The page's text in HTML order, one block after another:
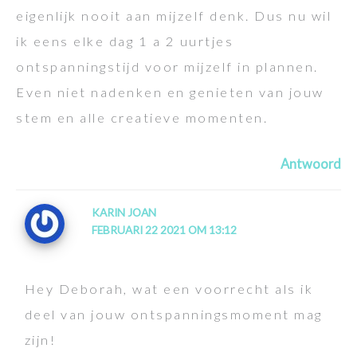
eigenlijk nooit aan mijzelf denk. Dus nu wil
ik eens elke dag 1 a 2 uurtjes
ontspanningstijd voor mijzelf in plannen.
Even niet nadenken en genieten van jouw
stem en alle creatieve momenten.
Antwoord
KARIN JOAN
FEBRUARI 22 2021 OM 13:12
Hey Deborah, wat een voorrecht als ik
deel van jouw ontspanningsmoment mag
zijn!